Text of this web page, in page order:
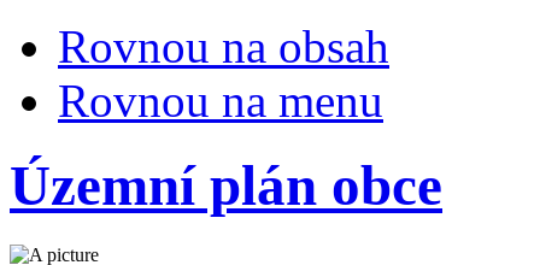
Rovnou na obsah
Rovnou na menu
Územní plán obce